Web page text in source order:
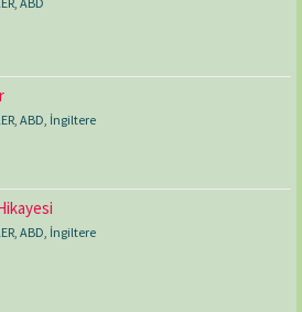
ABD İngiltere
ABD İngiltere